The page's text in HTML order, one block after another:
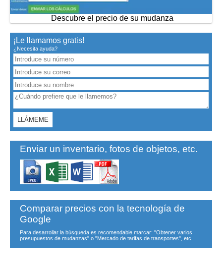
Descubre el precio de su mudanza
¡Le llamamos gratis!
¿Necesita ayuda?
Enviar un inventario, fotos de objetos, etc.
Comparar precios con la tecnología de
Google
Para desarrollar la búsqueda es recomendable marcar: "Obtener varios
presupuestos de mudanzas" o "Mercado de tarifas de transportes", etc.